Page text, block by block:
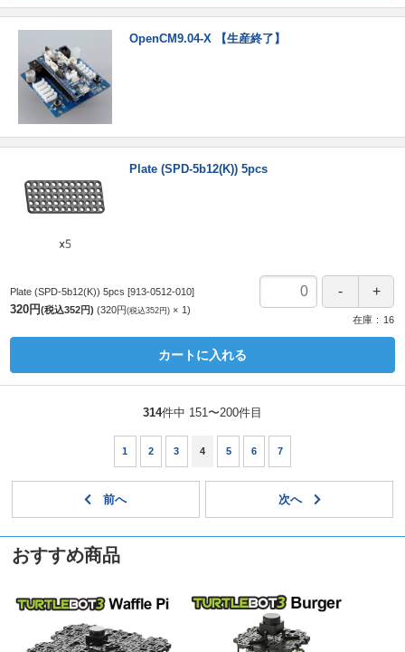
OpenCM9.04-X 【生産終了】
Plate (SPD-5b12(K)) 5pcs
Plate (SPD-5b12(K)) 5pcs [913-0512-010]
320円(税込352円) 320円(税込352円)
1
在庫
16
カートに入れる
314件中 151〜200件目
1 2 3 4 5 6 7
おすすめ商品